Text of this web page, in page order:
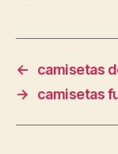
←
camisetas
→
camisetas